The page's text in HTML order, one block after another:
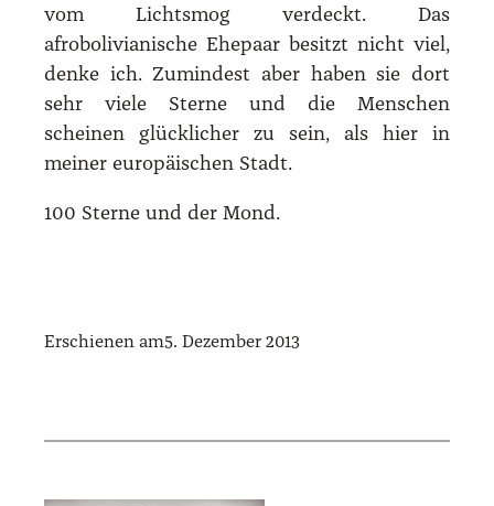
vom Lichtsmog verdeckt. Das
afrobolivianische Ehepaar besitzt nicht viel,
denke ich. Zumindest aber haben sie dort
sehr viele Sterne und die Menschen
scheinen glücklicher zu sein, als hier in
meiner europäischen Stadt.
100 Sterne und der Mond.
Erschienen am5. Dezember 2013